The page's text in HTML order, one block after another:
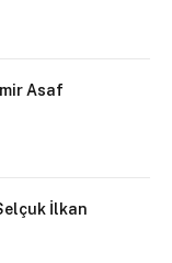
Asaf
İlkan